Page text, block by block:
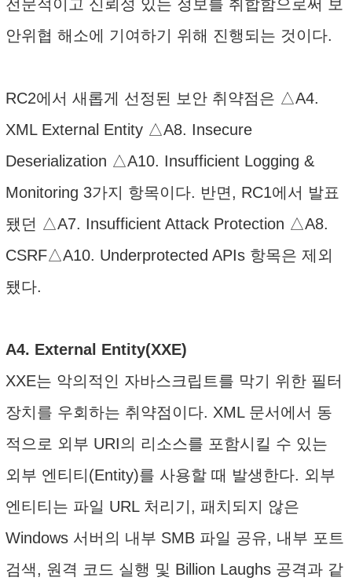
전문적이고 신뢰성 있는 정보를 취합함으로써 보
안위협 해소에 기여하기 위해 진행되는 것이다.
RC2에서 새롭게 선정된 보안 취약점은 △A4.
XML External Entity △A8. Insecure
Deserialization △A10. Insufficient Logging &
Monitoring 3가지 항목이다. 반면, RC1에서 발표
됐던 △A7. Insufficient Attack Protection △A8.
CSRF△A10. Underprotected APIs 항목은 제외
됐다.
A4. External Entity(XXE)
XXE는 악의적인 자바스크립트를 막기 위한 필터
장치를 우회하는 취약점이다. XML 문서에서 동
적으로 외부 URI의 리소스를 포함시킬 수 있는
외부 엔티티(Entity)를 사용할 때 발생한다. 외부
엔티티는 파일 URL 처리기, 패치되지 않은
Windows 서버의 내부 SMB 파일 공유, 내부 포트
검색, 원격 코드 실행 및 Billion Laughs 공격과 같